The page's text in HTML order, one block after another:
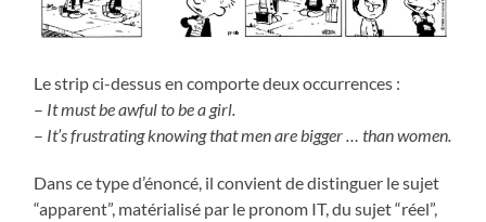
Le strip ci-dessus en comporte deux occurrences :
– It must be awful to be a girl.
– It’s frustrating knowing that men are bigger … than women.
Dans ce type d’énoncé, il convient de distinguer le sujet
“apparent”, matérialisé par le pronom IT, du sujet “réel”,